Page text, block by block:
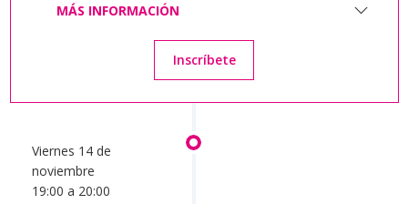
MÁS INFORMACIÓN
Inscríbete
Viernes 14 de
noviembre
19:00 a 20:00